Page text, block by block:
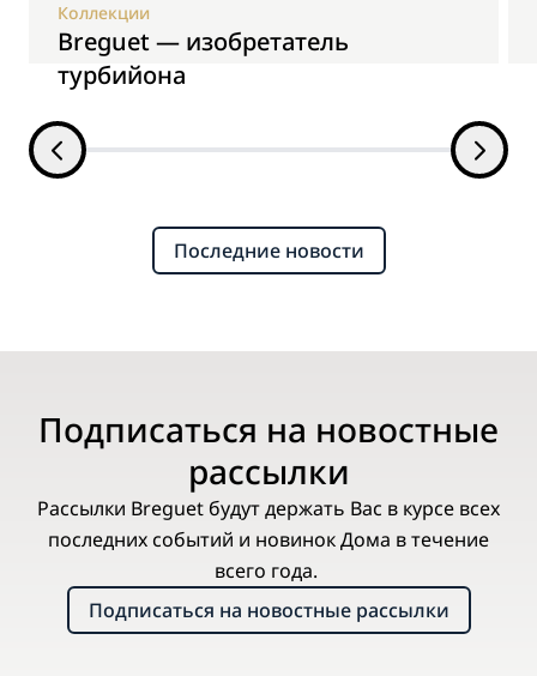
Breguet — изобретатель
турбийона
Коллекции
Последние новости
Подписаться на новостные
рассылки
Рассылки Breguet будут держать Вас в курсе всех
последних событий и новинок Дома в течение
всего года.
Подписаться на новостные рассылки